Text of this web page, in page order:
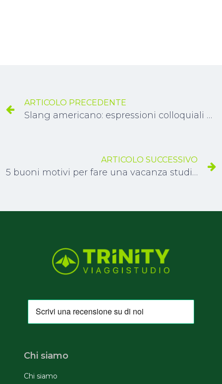
ARTICOLO PRECEDENTE
Slang americano: espressioni colloquiali e modi di dire
ARTICOLO SUCCESSIVO
5 buoni motivi per fare una vacanza studio all'estero
Chi siamo
Chi siamo